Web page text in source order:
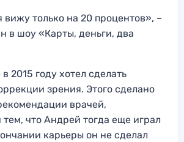
вижу только на 20 процентов», –
в шоу «Карты, деньги, два
2015 году хотел сделать
зрения. Этого сделано
врачей,
что Андрей тогда еще играл
карьеры он не сделал